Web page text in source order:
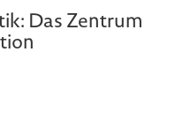
Das Zentrum